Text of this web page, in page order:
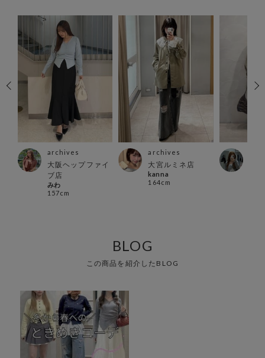
archives
大阪ヘップファイ
ブ店
みわ
157cm
archives
大宮ルミネ店
kanna
164cm
BLOG
この商品を紹介したBLOG